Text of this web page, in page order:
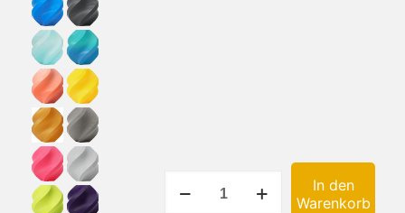
In den
Warenkorb